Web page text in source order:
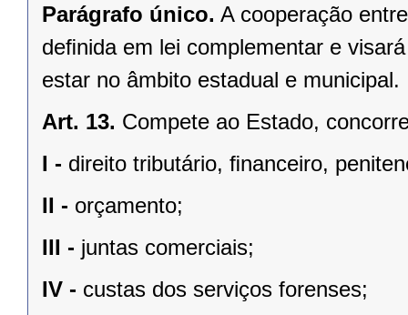
Parágrafo único. A cooperação
deﬁnida em lei complementar e
estar no âmbito estadual e municipal.
Art. 13. Compete ao Estado,
I - direito tributário, ﬁnanceiro,
II - orçamento;
III - juntas comerciais;
IV - custas dos serviços forenses;